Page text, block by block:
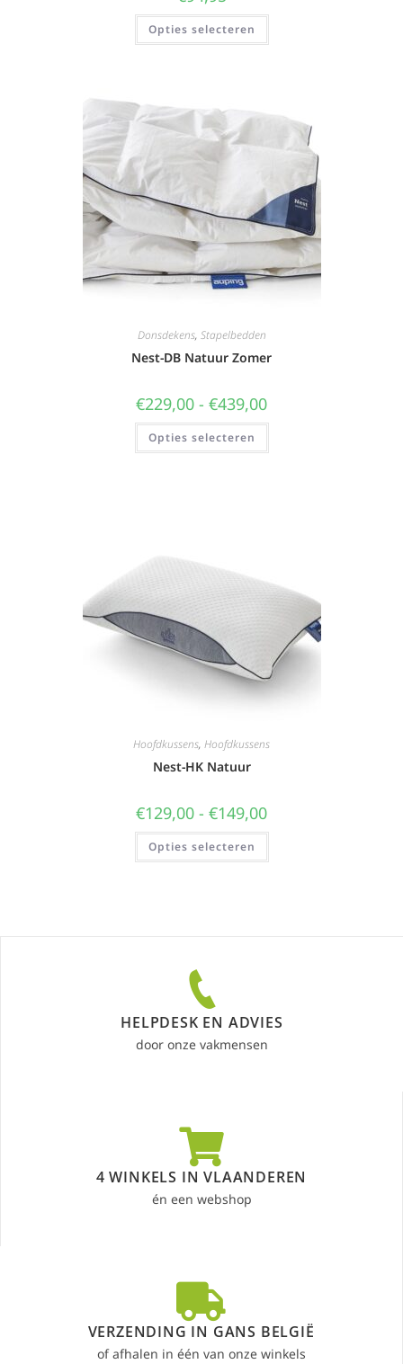
Opties selecteren
Donsdekens, Stapelbedden
Nest-DB Natuur Zomer
€229,00 - €439,00
Opties selecteren
Hoofdkussens, Hoofdkussens
Nest-HK Natuur
€129,00 - €149,00
Opties selecteren
HELPDESK EN ADVIES
door onze vakmensen
4 WINKELS IN VLAANDEREN
én een webshop
VERZENDING IN GANS BELGIË
of afhalen in één van onze winkels